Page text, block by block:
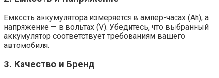
Емкость аккумулятора измеряется в ампер-часах (Ah), а
напряжение — в вольтах (V). Убедитесь, что выбранный
аккумулятор соответствует требованиям вашего
автомобиля.
3. Качество и Бренд